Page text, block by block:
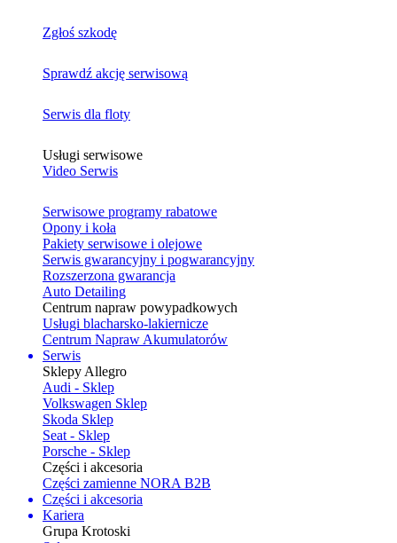
Zgłoś szkodę
Sprawdź akcję serwisową
Serwis dla floty
Usługi serwisowe
Video Serwis
Serwisowe programy rabatowe
Opony i koła
Pakiety serwisowe i olejowe
Serwis gwarancyjny i pogwarancyjny
Rozszerzona gwarancja
Auto Detailing
Centrum napraw powypadkowych
Usługi blacharsko-lakiernicze
Centrum Napraw Akumulatorów
Serwis
Sklepy Allegro
Audi - Sklep
Volkswagen Sklep
Skoda Sklep
Seat - Sklep
Porsche - Sklep
Części i akcesoria
Części zamienne NORA B2B
Części i akcesoria
Kariera
Grupa Krotoski